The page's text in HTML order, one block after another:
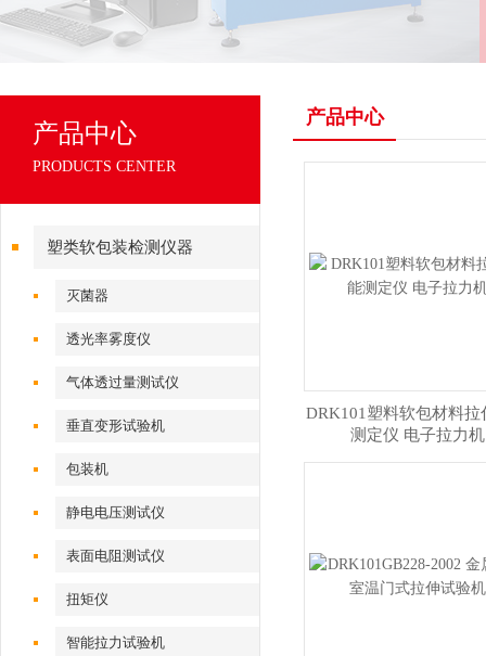
产品中心
PRODUCTS CENTER
塑类软包装检测仪器
灭菌器
透光率雾度仪
气体透过量测试仪
垂直变形试验机
包装机
静电电压测试仪
表面电阻测试仪
扭矩仪
智能拉力试验机
产品中心
DRK101塑料软包材料拉
测定仪 电子拉力机